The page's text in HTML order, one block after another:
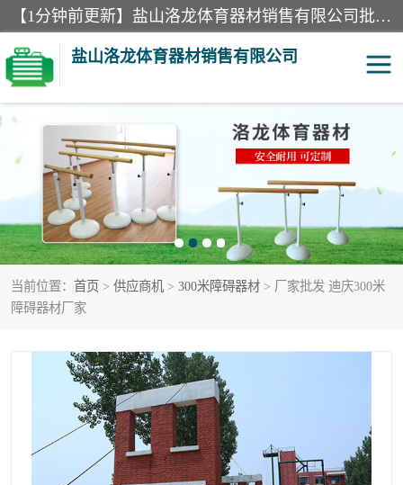
【1分钟前更新】盐山洛龙体育器材销售有限公司批量供应：300米障碍器材、400米障碍器材、部队训练器材、双杠、体操垫、舞蹈把杆等产品。盐山洛龙体育器材销售有限公司经过多年的发展，集研发，生产，销售，售后服务为一体. 奉行“质量，信誉，服务”的宗旨，以开拓创新的精神和真诚守信的态度积极进取。
盐山洛龙体育器材销售有限公司
当前位置： 首页 > 供应商机 > 300米障碍器材 > 厂家批发 迪庆300米
障碍器材厂家
单双杠 舞蹈把杆
400米障碍器材 体操垫
300米障碍器材 攀爬架
塑胶跑道 400米障碍器材1